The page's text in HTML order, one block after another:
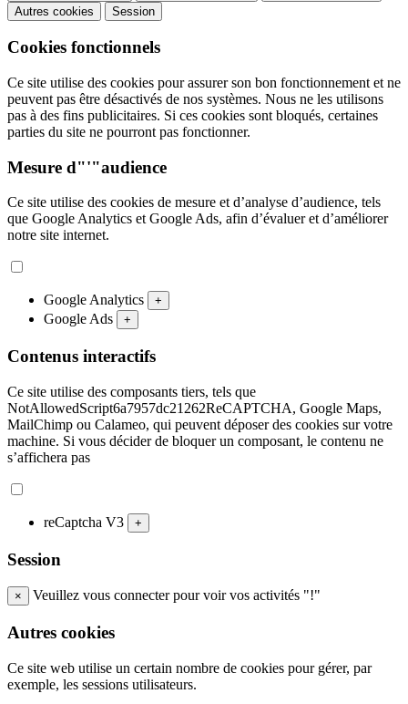
Autres cookies
Session
Cookies fonctionnels
Ce site utilise des cookies pour assurer son bon fonctionnement et ne
peuvent pas être désactivés de nos systèmes. Nous ne les utilisons
pas à des fins publicitaires. Si ces cookies sont bloqués, certaines
parties du site ne pourront pas fonctionner.
Mesure d"'"audience
Ce site utilise des cookies de mesure et d’analyse d’audience, tels
que Google Analytics et Google Ads, afin d’évaluer et d’améliorer
notre site internet.
Google Analytics +
Google Ads +
Contenus interactifs
Ce site utilise des composants tiers, tels que
NotAllowedScript6a7957dc21262ReCAPTCHA, Google Maps,
MailChimp ou Calameo, qui peuvent déposer des cookies sur votre
machine. Si vous décider de bloquer un composant, le contenu ne
s’affichera pas
reCaptcha V3 +
Session
× Veuillez vous connecter pour voir vos activités "!"
Autres cookies
Ce site web utilise un certain nombre de cookies pour gérer, par
exemple, les sessions utilisateurs.